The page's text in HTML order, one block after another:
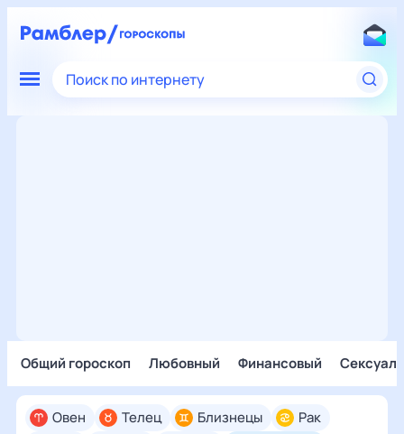
Поиск по интернету
Общий гороскоп Любовный Финансовый
Овен Телец Близнецы
Рак